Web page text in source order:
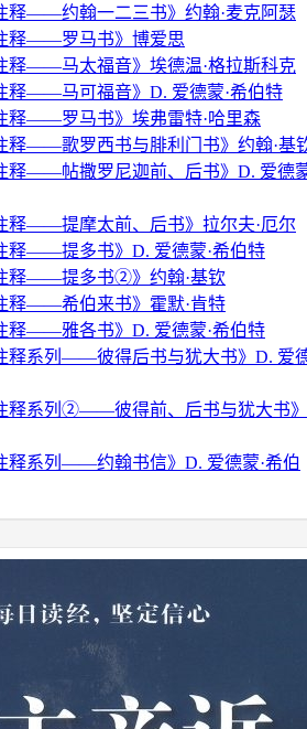
释——约翰一二三书》约翰·麦克阿瑟
释——罗马书》博爱思
释——马太福音》埃德温·格拉斯科克
释——马可福音》D. 爱德蒙·希伯特
释——罗马书》埃弗雷特·哈里森
释——歌罗西书与腓利门书》约翰·基
释——帖撒罗尼迦前、后书》D. 爱德
释——提摩太前、后书》拉尔夫·厄尔
释——提多书》D. 爱德蒙·希伯特
释——提多书②》约翰·基钦
释——希伯来书》霍默·肯特
释——雅各书》D. 爱德蒙·希伯特
释系列——彼得后书与犹大书》D. 爱
释系列②——彼得前、后书与犹大书》
释系列——约翰书信》D. 爱德蒙·希伯